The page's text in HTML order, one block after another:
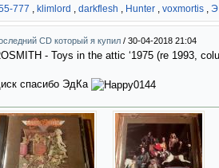
777 , klimlord , darkflesh , Hunter , voxmortis ,
CD который я купил / 30-04-2018 21:04
- Toys in the attic ‘1975 (re 1993,
спасибо ЭдКа